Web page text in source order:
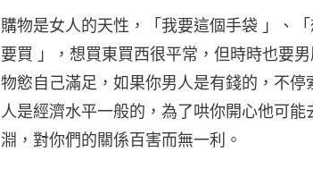
購物是女人的天性，「我要這個手袋 」、
要買 」，想買東買西很平常，但時時也要
物慾自己滿足，如果你男人是有錢的，不
人是經濟水平一般的，為了哄你開心他可
淵，對你們的關係百害而無一利。